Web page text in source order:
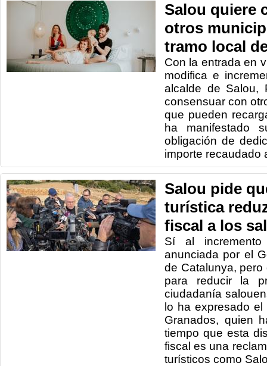
Salou quiere
otros
tramo local
Con la entrada en
modifica e
alcalde de Salou,
consensuar con
que pueden
ha manifestado
obligación de
importe recaudado
Salou pide
turística
fiscal a los
Sí al
anunciada por el
de Catalunya,
para reducir la
ciudadanía
lo ha expresado
Granados, quien
tiempo que esta
fiscal es una
turísticos como